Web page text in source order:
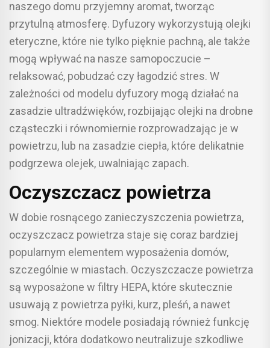
naszego domu przyjemny aromat, tworząc
przytulną atmosferę. Dyfuzory wykorzystują olejki
eteryczne, które nie tylko pięknie pachną, ale także
mogą wpływać na nasze samopoczucie –
relaksować, pobudzać czy łagodzić stres. W
zależności od modelu dyfuzory mogą działać na
zasadzie ultradźwięków, rozbijając olejki na drobne
cząsteczki i równomiernie rozprowadzając je w
powietrzu, lub na zasadzie ciepła, które delikatnie
podgrzewa olejek, uwalniając zapach.
Oczyszczacz powietrza
W dobie rosnącego zanieczyszczenia powietrza,
oczyszczacz powietrza staje się coraz bardziej
popularnym elementem wyposażenia domów,
szczególnie w miastach. Oczyszczacze powietrza
są wyposażone w filtry HEPA, które skutecznie
usuwają z powietrza pyłki, kurz, pleśń, a nawet
smog. Niektóre modele posiadają również funkcję
jonizacji, która dodatkowo neutralizuje szkodliwe